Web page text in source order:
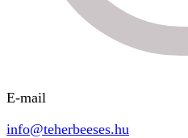
E-mail
info@teherbeeses.hu